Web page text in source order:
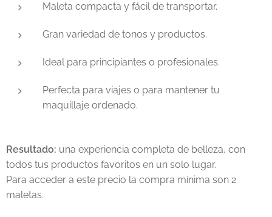
Maleta compacta y fácil de transportar.
Gran variedad de tonos y productos.
Ideal para principiantes o profesionales.
Perfecta para viajes o para mantener tu
maquillaje ordenado.
Resultado: una experiencia completa de belleza, con
todos tus productos favoritos en un solo lugar.
Para acceder a este precio la compra mínima son 2
maletas.